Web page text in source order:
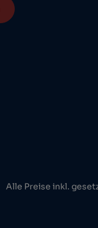
Alle Preise inkl.